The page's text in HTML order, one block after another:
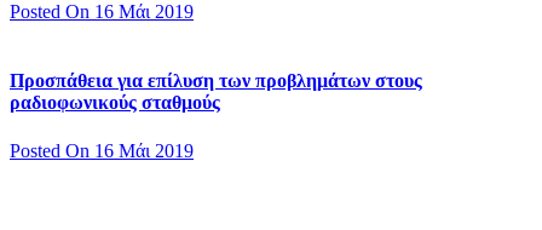
Posted On 16 Μάι 2019
Προσπάθεια για επίλυση των προβλημάτων στους
ραδιοφωνικούς σταθμούς
Posted On 16 Μάι 2019